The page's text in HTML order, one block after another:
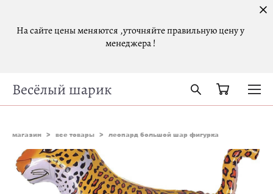
На сайте цены меняются ,уточняйте правильную цену у
менеджера !
Весёлый шарик
магазин > все товары > леопард большой шар фигурка